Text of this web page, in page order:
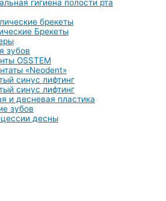
гигиена полости рта
брекеты
Брекеты
зубов
OSSTEM
«Neodent»
синус лифтинг
синус лифтинг
и десневая пластика
зубов
десны